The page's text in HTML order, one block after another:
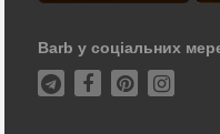
Barb у соціальних